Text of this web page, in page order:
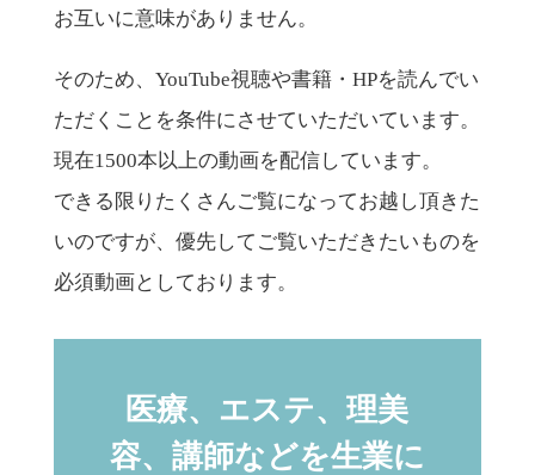
お互いに意味がありません。
そのため、YouTube視聴や書籍・HPを読んでい
ただくことを条件にさせていただいています。
現在1500本以上の動画を配信しています。
できる限りたくさんご覧になってお越し頂きた
いのですが、優先してご覧いただきたいものを
必須動画としております。
医療、エステ、理美
容、講師などを生業に